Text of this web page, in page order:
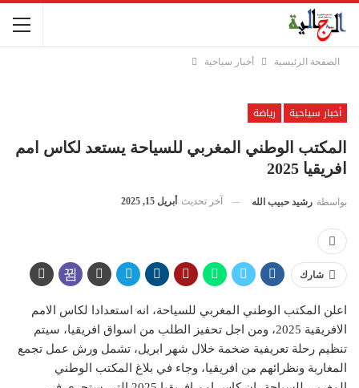
الصفحة الرئيسية أخبار سياحية
أخبار سياحية
رياضة
المكتب الوطني المغربي للسياحة يستعد لكاس امم
افريقيا 2025
بواسطة رشيد حبيب الله آخر تحديث أبريل 15, 2025
شارك
اعلن المكتب الوطني المغربي للسياحة، انه استعدادا لكاس الامم
الافريقية 2025، ومن اجل تحفيز الطلب من اسواق افريقيا، سيتم
تنظيم رحلة تعريفية ضخمة خلال شهر ابريل، تشمل ورش عمل تجمع
المغاربة ونظرائهم من افريقيا، وجاء في بلاغ المكتب الوطني